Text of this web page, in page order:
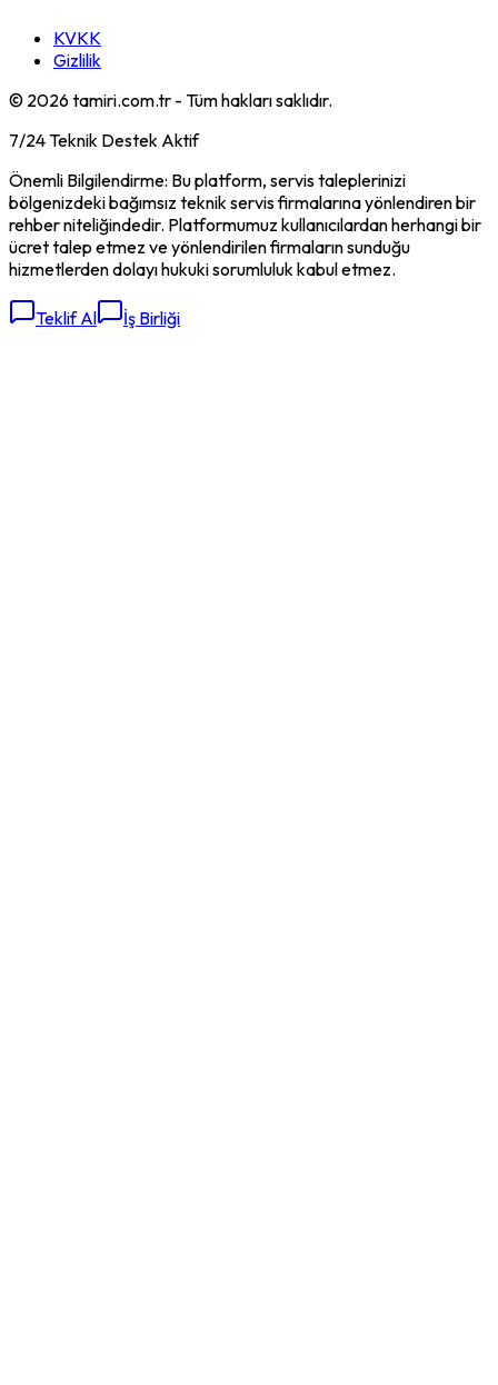
KVKK
Gizlilik
© 2026tamiri.com.tr - Tüm hakları saklıdır.
7/24 Teknik Destek Aktif
Önemli Bilgilendirme: Bu platform, servis taleplerinizi
bölgenizdeki bağımsız teknik servis firmalarına yönlendiren bir
rehber niteliğindedir. Platformumuz kullanıcılardan herhangi bir
ücret talep etmez ve yönlendirilen firmaların sunduğu
hizmetlerden dolayı hukuki sorumluluk kabul etmez.
Teklif Al İş Birliği